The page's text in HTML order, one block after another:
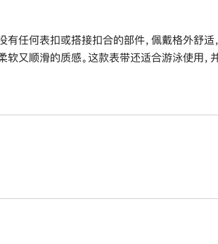
任何表扣或搭接扣合的部件，佩戴格外舒适
又顺滑的质感。这款表带还适合游泳使用，